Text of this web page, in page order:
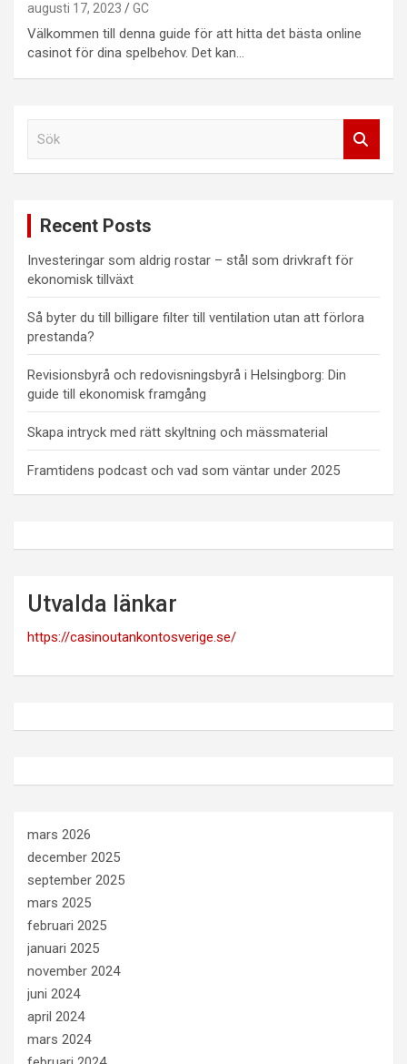
augusti 17, 2023 GC
Välkommen till denna guide för att hitta det bästa online
casinot för dina spelbehov. Det kan…
Recent Posts
Investeringar som aldrig rostar – stål som drivkraft för
ekonomisk tillväxt
Så byter du till billigare filter till ventilation utan att förlora
prestanda?
Revisionsbyrå och redovisningsbyrå i Helsingborg: Din
guide till ekonomisk framgång
Skapa intryck med rätt skyltning och mässmaterial
Framtidens podcast och vad som väntar under 2025
Utvalda länkar
https://casinoutankontosverige.se/
mars 2026
december 2025
september 2025
mars 2025
februari 2025
januari 2025
november 2024
juni 2024
april 2024
mars 2024